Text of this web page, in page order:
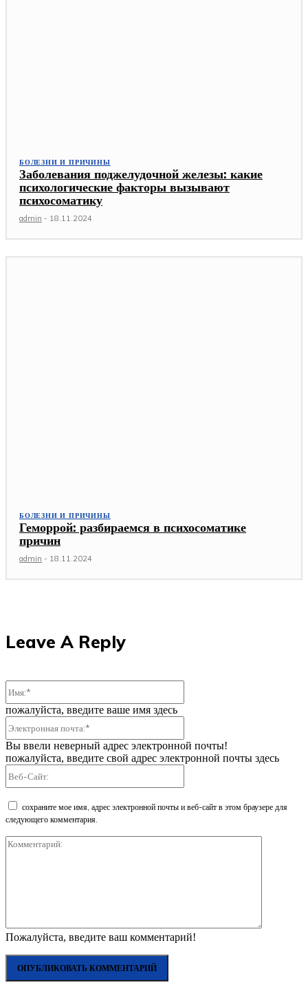
БОЛЕЗНИ И ПРИЧИНЫ
Заболевания поджелудочной железы: какие
психологические факторы вызывают
психосоматику
admin - 18.11.2024
БОЛЕЗНИ И ПРИЧИНЫ
Геморрой: разбираемся в психосоматике
причин
admin - 18.11.2024
Leave A Reply
Пожалуйста, введите ваш комментарий!
пожалуйста, введите ваше имя здесь
Вы ввели неверный адрес электронной почты!
пожалуйста, введите свой адрес электронной почты здесь
сохраните мое имя, адрес электронной почты и веб-сайт в этом браузере для
следующего комментария.